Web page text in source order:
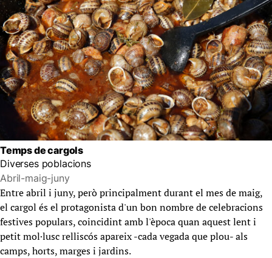
Temps de cargols
Diverses poblacions
Abril-maig-juny
Entre abril i juny, però principalment durant el mes de maig,
el cargol és el protagonista d'un bon nombre de celebracions
festives populars, coincidint amb l'època quan aquest lent i
petit mol·lusc relliscós apareix -cada vegada que plou- als
camps, horts, marges i jardins.